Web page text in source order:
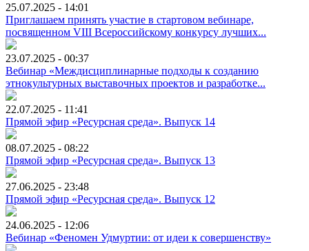
25.07.2025 - 14:01
Приглашаем принять участие в стартовом вебинаре,
посвященном VIII Всероссийскому конкурсу лучших...
23.07.2025 - 00:37
Вебинар «Междисциплинарные подходы к созданию
этнокультурных выставочных проектов и разработке...
22.07.2025 - 11:41
Прямой эфир «Ресурсная среда». Выпуск 14
08.07.2025 - 08:22
Прямой эфир «Ресурсная среда». Выпуск 13
27.06.2025 - 23:48
Прямой эфир «Ресурсная среда». Выпуск 12
24.06.2025 - 12:06
Вебинар «Феномен Удмуртии: от идеи к совершенству»